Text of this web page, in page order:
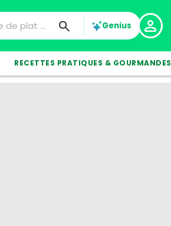
Genius
RECETTES PRATIQUES & GOURMANDES